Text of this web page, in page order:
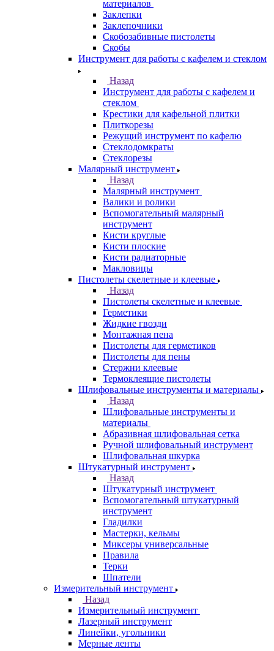
материалов
Заклепки
Заклепочники
Скобозабивные пистолеты
Скобы
Инструмент для работы с кафелем и стеклом
Назад
Инструмент для работы с кафелем и
стеклом
Крестики для кафельной плитки
Плиткорезы
Режущий инструмент по кафелю
Стеклодомкраты
Стеклорезы
Малярный инструмент
Назад
Малярный инструмент
Валики и ролики
Вспомогательный малярный
инструмент
Кисти круглые
Кисти плоские
Кисти радиаторные
Макловицы
Пистолеты скелетные и клеевые
Назад
Пистолеты скелетные и клеевые
Герметики
Жидкие гвозди
Монтажная пена
Пистолеты для герметиков
Пистолеты для пены
Стержни клеевые
Термоклеящие пистолеты
Шлифовальные инструменты и материалы
Назад
Шлифовальные инструменты и
материалы
Абразивная шлифовальная сетка
Ручной шлифовальный инструмент
Шлифовальная шкурка
Штукатурный инструмент
Назад
Штукатурный инструмент
Вспомогательный штукатурный
инструмент
Гладилки
Мастерки, кельмы
Миксеры универсальные
Правила
Терки
Шпатели
Измерительный инструмент
Назад
Измерительный инструмент
Лазерный инструмент
Линейки, угольники
Мерные ленты